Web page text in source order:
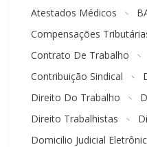
Atestados Médicos
Compensações
Contrato De Trabalho
Contribuição Sindical
Direito Do Trabalho
Direito Trabalhistas
Domicilio Judicial